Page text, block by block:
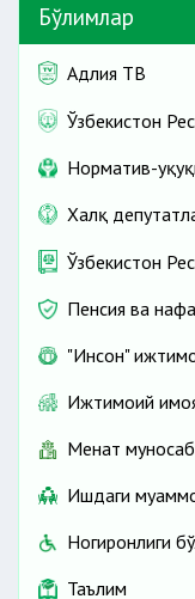
Бўлимлар
Адлия ТВ
Ўзбекистон
Норматив-
Халқ
Ўзбекистон
Пенсия ва
"Инсон"
Ижтимоий
Меҳнат
Ишдаги
Ногиронлиги
Таълим